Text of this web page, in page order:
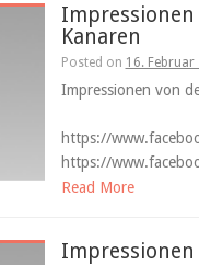
Kanaren
Posted on 16. Februar
Impressionen
https://
https://
Read More
Impressionen